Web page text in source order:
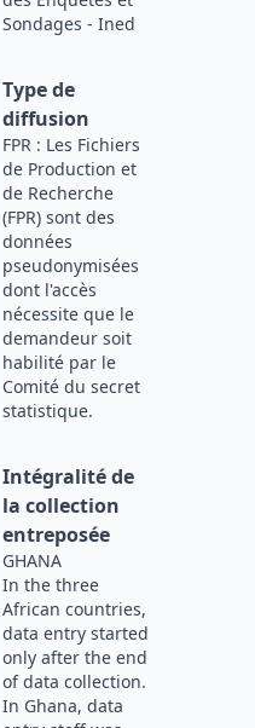
Sondages - Ined
Type de
diffusion
FPR : Les Fichiers
de Production et
de Recherche
(FPR) sont des
données
pseudonymisées
dont l'accès
nécessite que le
demandeur soit
habilité par le
Comité du secret
statistique.
Intégralité de
la collection
entreposée
GHANA
In the three
African countries,
data entry started
only after the end
of data collection.
In Ghana, data